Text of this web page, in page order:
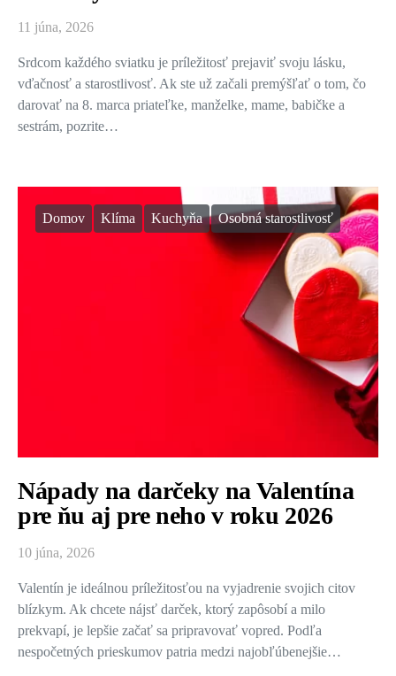
11 júna, 2026
Srdcom každého sviatku je príležitosť prejaviť svoju lásku,
vďačnosť a starostlivosť. Ak ste už začali premýšľať o tom, čo
darovať na 8. marca priateľke, manželke, mame, babičke a
sestrám, pozrite…
Domov Klíma Kuchyňa Osobná starostlivosť
Nápady na darčeky na Valentína
pre ňu aj pre neho v roku 2026
10 júna, 2026
Valentín je ideálnou príležitosťou na vyjadrenie svojich citov
blízkym. Ak chcete nájsť darček, ktorý zapôsobí a milo
prekvapí, je lepšie začať sa pripravovať vopred. Podľa
nespočetných prieskumov patria medzi najobľúbenejšie…